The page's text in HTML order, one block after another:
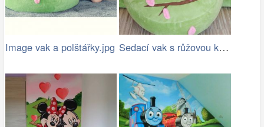
Image vak a polštářky.jpg Sedací vak s růžovou kostkovanou…